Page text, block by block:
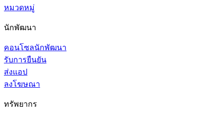
หมวดหมู่
นักพัฒนา
คอนโซลนักพัฒนา
รับการยืนยัน
ส่งแอป
ลงโฆษณา
ทรัพยากร